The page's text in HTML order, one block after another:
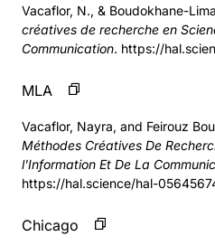
Vacaflor, N., & Boudokhane-
créatives de recherche en
Communication. https://
MLA
Vacaflor, Nayra, and Feirouz
Méthodes Créatives De
l'Information Et De La
https://hal.science/hal-
Chicago